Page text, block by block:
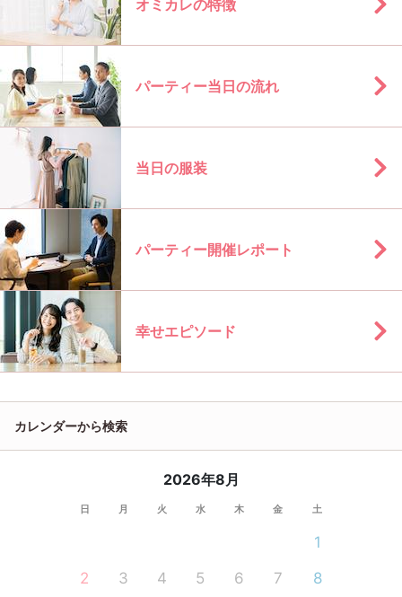
オミカレの特徴
パーティー当日の流れ
当日の服装
パーティー開催レポート
幸せエピソード
カレンダーから検索
2026年8月
日 月 火 水 木 金 土
1
2
3 4 5 6 7
8